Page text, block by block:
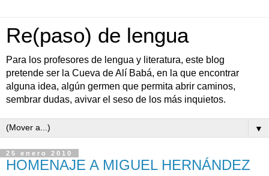
Re(paso) de lengua
Para los profesores de lengua y literatura, este blog
pretende ser la Cueva de Alí Babá, en la que encontrar
alguna idea, algún germen que permita abrir caminos,
sembrar dudas, avivar el seso de los más inquietos.
▼
25 enero 2010
HOMENAJE A MIGUEL HERNÁNDEZ